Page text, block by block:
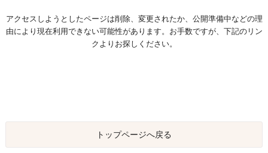
アクセスしようとしたページは削除、変更されたか、公開準備中などの理
由により現在利用できない可能性があります。お手数ですが、下記のリン
クよりお探しください。
トップページへ戻る